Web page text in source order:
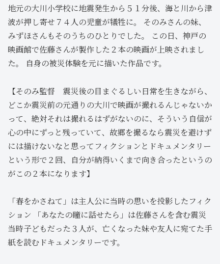
地元の大川小学校に地震発生から５１分後、海と川から津
波が押し寄せ７４人の児童が犠牲に。 そのみさんの妹、
みずほさんもそのうちのひとりでした。 この日、神戸の
映画館で佐藤さんが製作した２本の映画が上映されまし
た。 自身の被災体験を元に描いた作品です。
【そのみ監督 震災後の目まぐるしい日常を生きながら、
どこか震災前の元通りの大川で映画が撮れるんじゃないか
って、絶対それは撮れるはずがないのに、そういう自信が
心の中にずっと残っていて、故郷を撮るなら震災を避けず
には描けないなと思ってフィクションとドキュメンタリー
という形で２回、自分が納得いくまで向き合ったというの
がこの２本になります】
「春をかさねて」は主人公に当時の思いを投影したフィク
ション 「あなたの瞳に話せたら」は佐藤さんを含む震災
当時子どもだった３人が、亡くなった妹や友人に宛てた手
紙を読むドキュメンタリーです。